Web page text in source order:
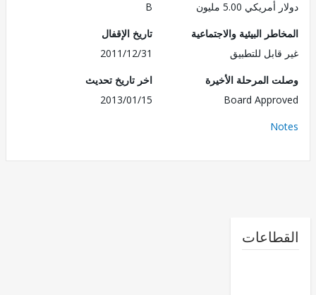
5.00 مليون
البيئية والاجتماعية
للتطبيق
تاريخ الإقفال
2011/12/31
المرحلة الأخيرة
Board
اخر تاريخ تحديث
2013/01/15